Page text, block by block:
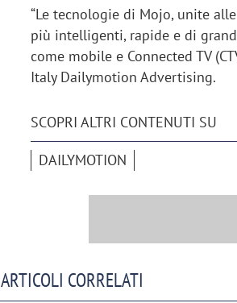
“Le tecnologie di Mojo, unite
più intelligenti, rapide e di
come mobile e Connected TV
Italy Dailymotion Advertising.
SCOPRI ALTRI CONTENUTI SU
DAILYMOTION
ARTICOLI CORRELATI